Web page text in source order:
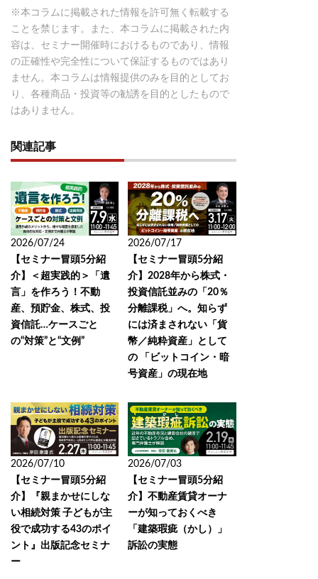
※本コラムに掲載された情報を許可無く転載する
ことを禁じます。また、本コラムに掲載された内
容は、セミナー開催時におけるものであり、情報
の正確性や完全性について保証するものではあり
ません。本コラムは情報提供のみを目的としてお
り、各種商品・投資等の勧誘を目的としたもので
はありません。
関連記事
2026/07/24
【セミナー冒頭5分紹
介】＜超実践的＞「遺
言」を作ろう！不動
産、預貯金、株式、投
資信託…ケースごと
の“対策”と“文例”
2026/07/17
【セミナー冒頭5分紹
介】2028年から株式・
投資信託並みの「20％
分離課税」へ。知らず
には済まされない「貨
幣／純粋資産」として
の 「ビットコイン・暗
号資産」の現在地
2026/07/10
【セミナー冒頭5分紹
介】『親まかせにしな
い相続対策 子どもが主
役で成功する43のポイ
ント』出版記念セミナ
ー
2026/07/03
【セミナー冒頭5分紹
介】不動産賃貸オーナ
ーが知っておくべき
「建築瑕疵（かし）」
訴訟の実態